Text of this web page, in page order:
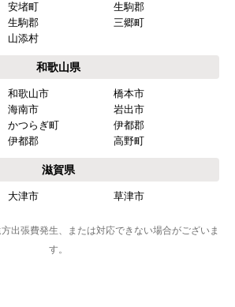
安堵町
生駒郡
生駒郡
三郷町
山添村
和歌山県
和歌山市
橋本市
海南市
岩出市
かつらぎ町
伊都郡
伊都郡 高野町
滋賀県
大津市 草津市
出張費発生、または対応できない場合がございま
す。